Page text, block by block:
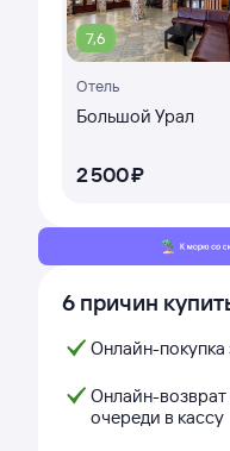
7,6
Отель
Большой Урал
2 ⁠500 ⁠₽
6 причин
Онлайн-покупка
Онлайн-возврат
очереди в кассу